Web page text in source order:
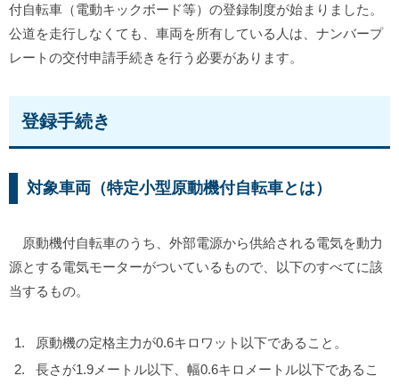
付自転車（電動キックボード等）の登録制度が始まりました。
公道を走行しなくても、車両を所有している人は、ナンバープ
レートの交付申請手続きを行う必要があります。
登録手続き
対象車両（特定小型原動機付自転車とは）
原動機付自転車のうち、外部電源から供給される電気を動力
源とする電気モーターがついているもので、以下のすべてに該
当するもの。
原動機の定格主力が0.6キロワット以下であること。
長さが1.9メートル以下、幅0.6キロメートル以下であるこ